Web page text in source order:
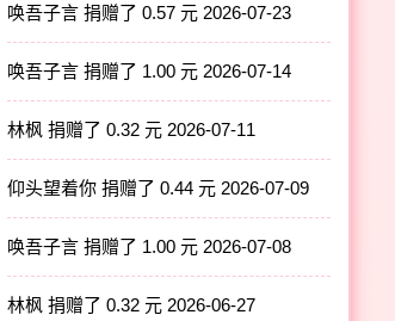
唤吾子言 捐赠了 0.57 元 2026-07-23
唤吾子言 捐赠了 1.00 元 2026-07-14
林枫 捐赠了 0.32 元 2026-07-11
仰头望着你 捐赠了 0.44 元 2026-07-09
唤吾子言 捐赠了 1.00 元 2026-07-08
林枫 捐赠了 0.32 元 2026-06-27